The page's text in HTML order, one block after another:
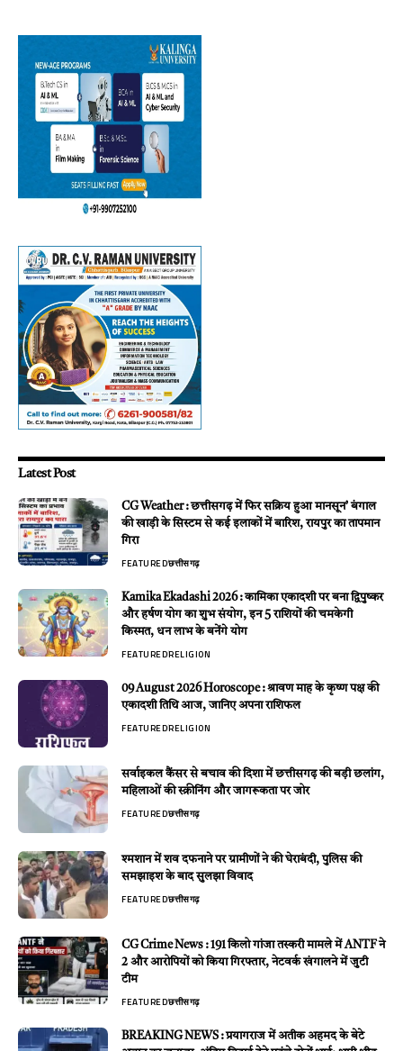
Latest Post
CG Weather : छत्तीसगढ़ में फिर सक्रिय हुआ मानसून’ बंगाल
की खाड़ी के सिस्टम से कई इलाकों में बारिश, रायपुर का तापमान
गिरा
FEATUREDछत्तीसगढ़
Kamika Ekadashi 2026 : कामिका एकादशी पर बना द्विपुष्कर
और हर्षण योग का शुभ संयोग, इन 5 राशियों की चमकेगी
किस्मत, धन लाभ के बनेंगे योग
FEATUREDRELIGION
09 August 2026 Horoscope : श्रावण माह के कृष्ण पक्ष की
एकादशी तिथि आज, जानिए अपना राशिफल
FEATUREDRELIGION
सर्वाइकल कैंसर से बचाव की दिशा में छत्तीसगढ़ की बड़ी छलांग,
महिलाओं की स्क्रीनिंग और जागरूकता पर जोर
FEATUREDछत्तीसगढ़
श्मशान में शव दफनाने पर ग्रामीणों ने की घेराबंदी, पुलिस की
समझाइश के बाद सुलझा विवाद
FEATUREDछत्तीसगढ़
CG Crime News : 191 किलो गांजा तस्करी मामले में ANTF ने
2 और आरोपियों को किया गिरफ्तार, नेटवर्क खंगालने में जुटी
टीम
FEATUREDछत्तीसगढ़
BREAKING NEWS : प्रयागराज में अतीक अहमद के बेटे